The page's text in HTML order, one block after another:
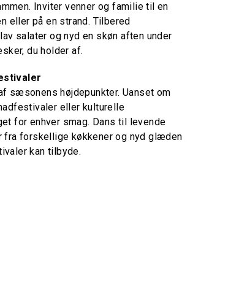
Inviter venner og familie til en
eller på en strand. Tilbered
salater og nyd en skøn aften under
du holder af.
sæsonens højdepunkter. Uanset om
eller kulturelle
for enhver smag. Dans til levende
fra forskellige køkkener og nyd glæden
kan tilbyde.